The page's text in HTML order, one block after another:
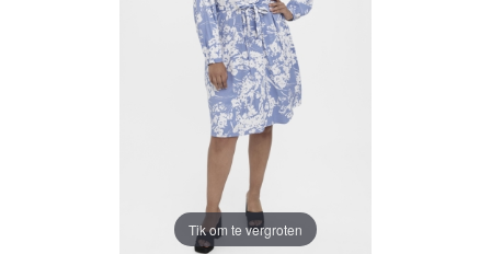
Tik om te vergroten